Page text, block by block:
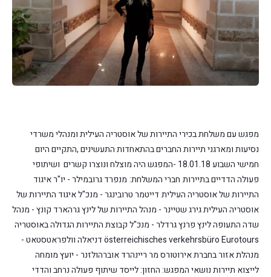
מפגש עם משלחת בכירי התיירות של אוסטריה העילית ומנהלי משרדי
נסיעות ומארגני תיירות החברים בהתאחדות התעשינים ,התקיים היום
חמישי השבוע 18.01.18 -המפגש היה מוצלח ונוצרו קשרים ושיתופי
פעולה הדדיים בתיירות חברי המשלחת: מנפרד גרובמילר - יו"ר איגוד
התיירות של אוסטריה העילית דייטמר טרובינגר - מנכ"ל איגוד התיירות של
אוסטריה העיליתגירג שטיינר - מנהל התיירות של לינץגרהארד קונץ - מנהל
שדה התעופה לינץפרנץ גרדלר - מנכ"ל קבוצת התיירות הגדולה באוסטריה
österreichisches verkehrsbüro Eurotoursדניאלה וולפראטסטאט -
מנהלת אזור בחברת אירוטורסמר ריינהרד אוברהולזנר - יועץ מומחה
לייצוא תיירותנושאי המפגש:החזון: לייסד שיתוף פעולה נרחב והדדי